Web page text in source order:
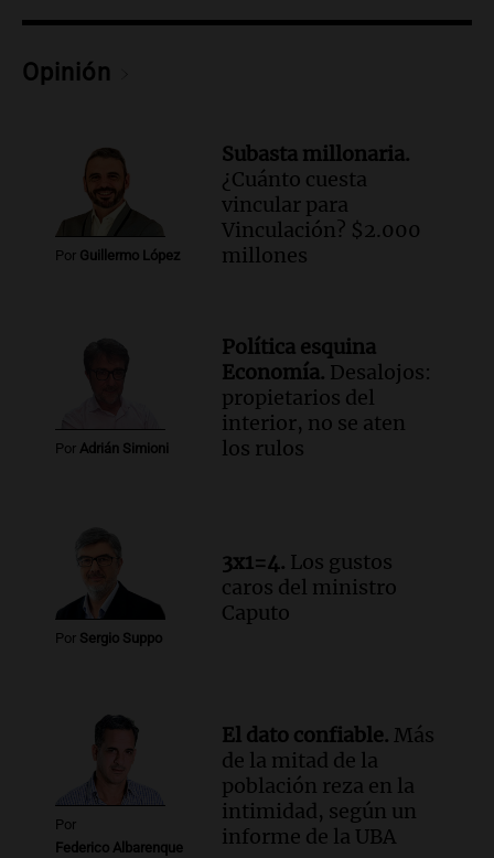
Episodios
Audio.
la cooperativa Talamochita en Villa
Episodios
Audio. Vandalismo en San Miguel de
Tucumán: destruyeron 433 luminarias
públicas en 14 meses
Panorama Federal
esperaba cobrar su jubilación en un
banco de San Luis
Episodios
Audio.Docentes de Jujuy denuncian que
Panorama Federal
Episodios
Opinión
Por Guillermo López
Subasta millonaria.
¿Cuánto cuesta
vincular para
Vinculación? $2.000
millones
Por Adrián Simioni
Política esquina
Economía. Desalojos:
propietarios del
interior, no se aten
los rulos
Por Sergio Suppo
3x1=4. Los gustos
caros del ministro
Caputo
Por
Federico Albarenque
El dato confiable. Más
de la mitad de la
población reza en la
intimidad, según un
informe de la UBA